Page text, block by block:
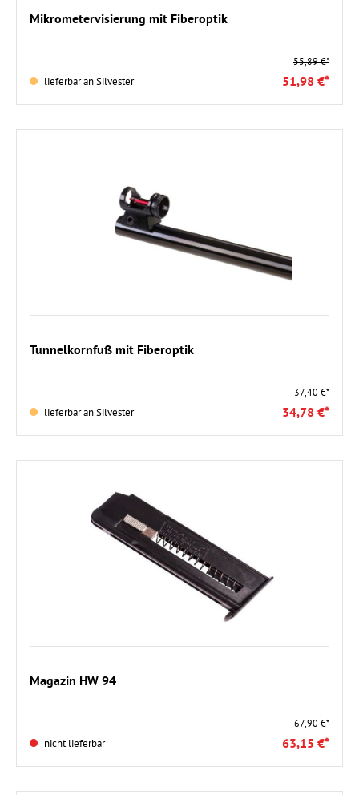
Mikrometervisierung mit Fiberoptik
lieferbar an Silvester
55,89 €*
51,98 €*
Tunnelkornfuß mit Fiberoptik
lieferbar an Silvester
37,40 €*
34,78 €*
Magazin HW 94
nicht lieferbar
67,90 €*
63,15 €*